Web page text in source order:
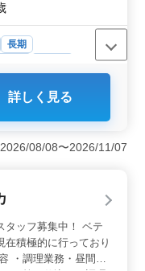
長期
・スタッフ
のホテルでは50代
長年の経験とスキ
あります。これに
やすいです。ま
能なため、生活の
いる点が魅力で
契約社員、派遣
選ぶことができま
詳しく見る
08/08〜2026/11/07
タッフ募集中！ ベテ
在積極的に行っており
・調理業務・昼間の